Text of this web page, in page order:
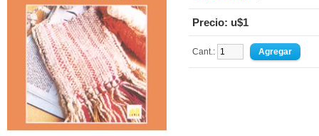
Precio: u$1
Cant.: